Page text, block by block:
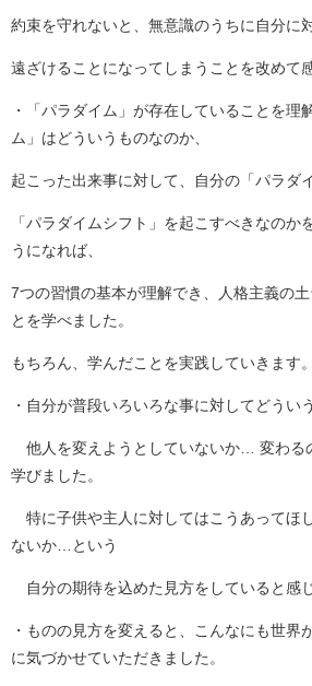
約束を守れないと、無意識のうちに自分に
遠ざけることになってしまうことを改めて
・「パラダイム」が存在していることを理
ム」はどういうものなのか、
起こった出来事に対して、自分の「パラダ
「パラダイムシフト」を起こすべきなのか
うになれば、
7つの習慣の基本が理解でき、人格主義の
とを学べました。
もちろん、学んだことを実践していきます。
・自分が普段いろいろな事に対してどうい
他人を変えようとしていないか… 変わる
学びました。
特に子供や主人に対してはこうあってほ
ないか…という
自分の期待を込めた見方をしていると感
・ものの見方を変えると、こんなにも世界
に気づかせていただきました。